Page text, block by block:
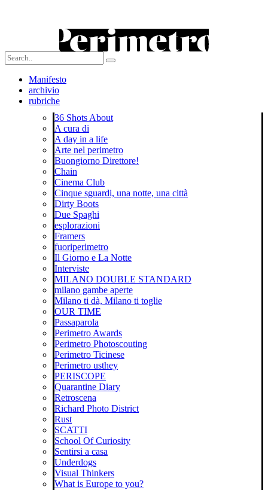
Manifesto
archivio
rubriche
36 Shots About
A cura di
A day in a life
Arte nel perimetro
Buongiorno Direttore!
Chain
Cinema Club
Cinque sguardi, una notte, una città
Dirty Boots
Due Spaghi
esplorazioni
Framers
fuoriperimetro
Il Giorno e La Notte
Interviste
MILANO DOUBLE STANDARD
milano gambe aperte
Milano ti dà, Milano ti toglie
OUR TIME
Passaparola
Perimetro Awards
Perimetro Photoscouting
Perimetro Ticinese
Perimetro usthey
PERISCOPE
Quarantine Diary
Retroscena
Richard Photo District
Rust
SCATTI
School Of Curiosity
Sentirsi a casa
Underdogs
Visual Thinkers
What is Europe to you?